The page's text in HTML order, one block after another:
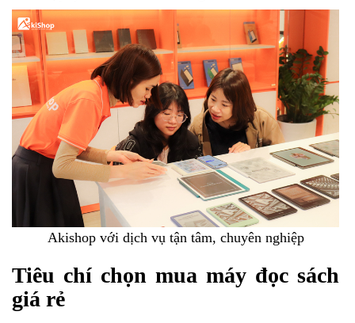
Akishop với dịch vụ tận tâm, chuyên nghiệp
Tiêu chí chọn mua máy đọc sách
giá rẻ